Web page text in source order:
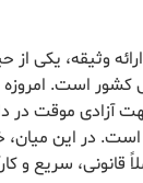
وثیقه، یکی
است. امروزه
آزادی موقت در
در این میان،
قانونی، سریع و